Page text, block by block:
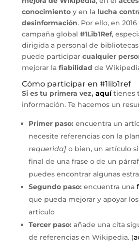
conocimientoy en la lucha
desinformación. Por ello, en
campaña global #1Lib1Ref,
dirigida a personal de
puede participar cualquier
mejorar la fiabilidad de
Cómo participar en #1lib1ref
Si es tu primera vez, aquítienes
información. Te hacemos un
Primer paso: encuentra un
necesite referencias con la
requerida]o bien, un artículo
final de una frase o de un
puedes encontrar algunas
Segundo paso: encuentra una
que pueda mejorar y apoyar
artículo
Tercer paso: añade una cita
de referencias en Wikipedia. (